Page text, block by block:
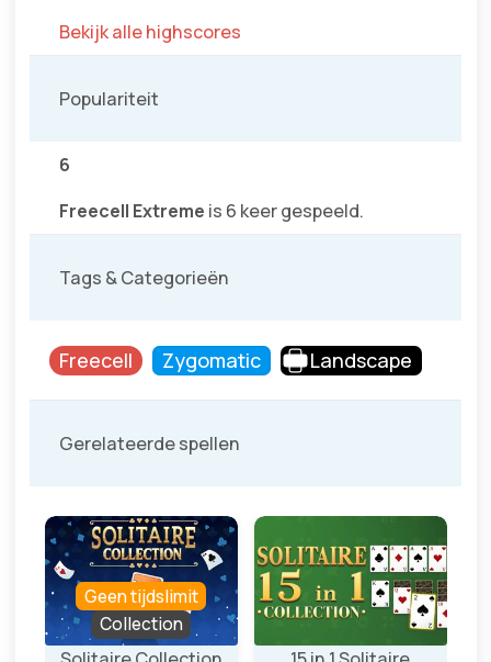
Bekijk alle highscores
Populariteit
6
Freecell Extreme is 6 keer gespeeld.
Tags & Categorieën
Freecell Zygomatic Landscape
Gerelateerde spellen
Geen tijdslimit
Collection